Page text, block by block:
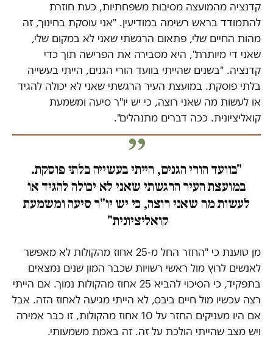
קדנציה מהמועצה מסיבות משפחתיות, כעת חוזרת
להתמודד בראש רשימה במודיעין. "אני עוסקת בחינוך, זה
מהות החיים שלי, פתאום הרגשתי שאני לא במקום שלי,
שאני די מיותרת", היא מסבירה את הפרישה תוך כדי
קדנציה. "בשנים שהייתי בוועד הורי הגנים, הייתי בעשייה
בלתי פוסקת. במועצת העיר הרגשתי שאני לא יכולה להגיד
או לעשות מה שאני רוצה, כי יש יו"ר סיעה ומשמעת
קואליציונית. ככה דברים מתנהלים".
"בוועד הורי הגנים, הייתי בעשייה בלתי פוסקת.
במועצת העיר הרגשתי שאני לא יכולה להגיד או
לעשות מה שאני רוצה, כי יש יו"ר סיעה ומשמעת
קואליציונית"
מן טוענת כי "החזר החל מ-25 אחוז מהקולות לא מאפשר
לאנשים לרוץ מול ראשי רשויות שכבר המון שנים נמצאים
בתפקיד, כי הסיכוי להביא 25 אחוז מהקולות נמוך. אם הייתי
רצה עכשיו מול חיים ביבס, לא הייתי מגיעה לאחוז הזה. אבל
אם היו מעניקים החזר על 10 אחוז מהקולות, זו כבר אמירה
ויש מצב שהייתי הולכת על זה. זה באמת משמעותי.